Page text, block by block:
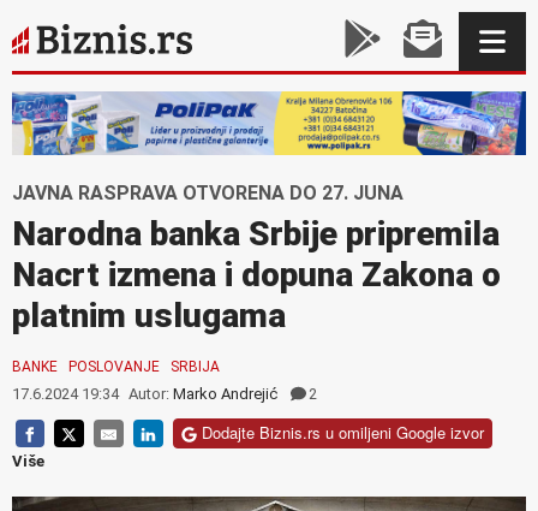
JAVNA RASPRAVA OTVORENA DO 27. JUNA
Narodna banka Srbije pripremila
Nacrt izmena i dopuna Zakona o
platnim uslugama
BANKE POSLOVANJE SRBIJA
17.6.2024 19:34 Autor: Marko Andrejić 2
Dodajte Biznis.rs u omiljeni Google izvor
Više